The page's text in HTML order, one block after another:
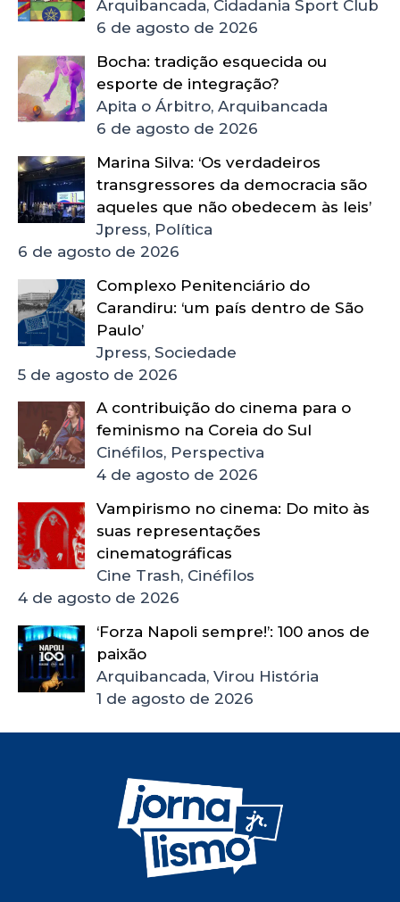
Arquibancada, Cidadania Sport Club
6 de agosto de 2026
Bocha: tradição esquecida ou
esporte de integração?
Apita o Árbitro, Arquibancada
6 de agosto de 2026
Marina Silva: ‘Os verdadeiros
transgressores da democracia são
aqueles que não obedecem às leis’
Jpress, Política
6 de agosto de 2026
Complexo Penitenciário do
Carandiru: ‘um país dentro de São
Paulo’
Jpress, Sociedade
5 de agosto de 2026
A contribuição do cinema para o
feminismo na Coreia do Sul
Cinéfilos, Perspectiva
4 de agosto de 2026
Vampirismo no cinema: Do mito às
suas representações
cinematográficas
Cine Trash, Cinéfilos
4 de agosto de 2026
‘Forza Napoli sempre!’: 100 anos de
paixão
Arquibancada, Virou História
1 de agosto de 2026